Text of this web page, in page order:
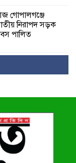
গোপালগঞ্জে
নিরাপদ সড়ক
পালিত